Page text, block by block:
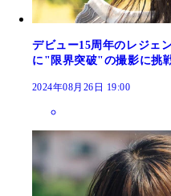
デビュー15周年のレジェ
に"限界突破"の撮影に挑
2024年08月26日 19:00